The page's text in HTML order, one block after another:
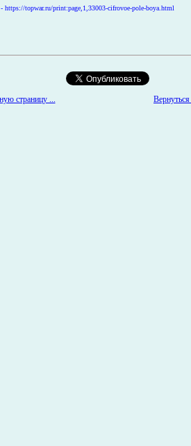
- https://topwar.ru/print:page,1,33003-cifrovoe-pole-boya.html
Вернуться